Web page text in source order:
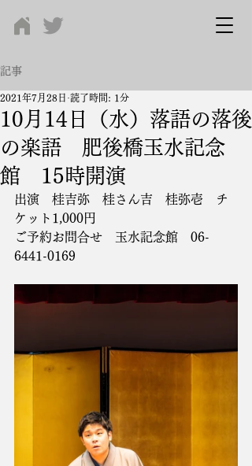
記事
10月14日（水）落語の落後
の楽語 肥後橋玉水記念
館 15時開演
2021年7月28日 読了時間: 1分
出演　桂吉弥　桂さん吉　桂弥壱　チ
ケット1,000円
ご予約お問合せ　玉水記念館　06-
6441-0169